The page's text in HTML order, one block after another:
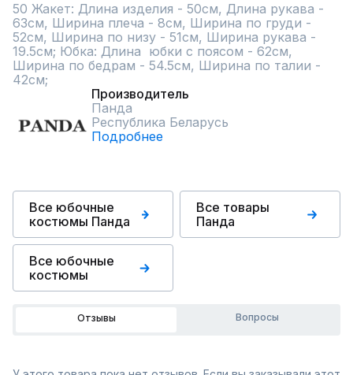
50 Жакет: Длина изделия - 50см, Длина рукава -
63см, Ширина плеча - 8см, Ширина по груди -
52см, Ширина по низу - 51см, Ширина рукава -
19.5см; Юбка: Длина  юбки с поясом - 62см,
Ширина по бедрам - 54.5см, Ширина по талии -
42см;
Производитель
Панда
Республика Беларусь
Подробнее
Все юбочные
костюмы Панда
Все товары
Панда
Все юбочные
костюмы
Отзывы Вопросы